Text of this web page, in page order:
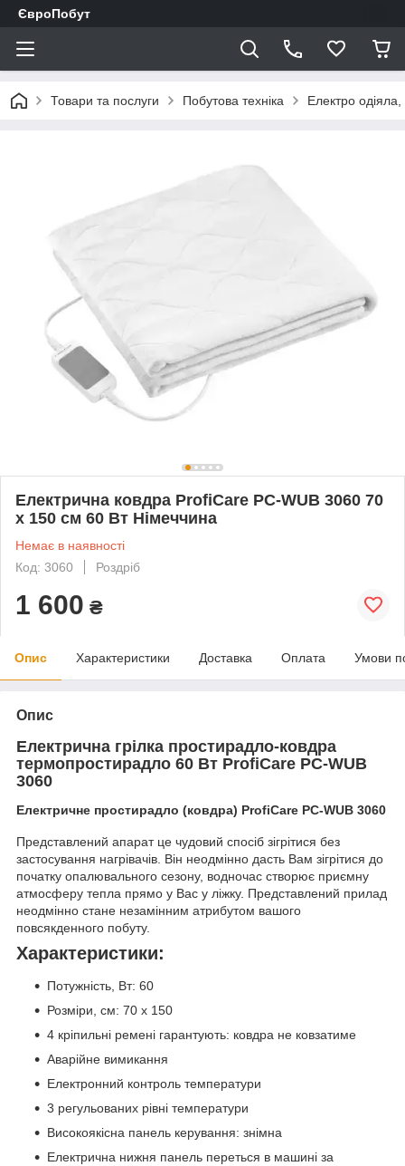
ЄвроПобут
Товари та послуги Побутова техніка Електро
Електрична ковдра ProfiCare PC-WUB 3060 70
х 150 см 60 Вт Німеччина
Немає в наявності
Код: 3060
Роздріб
1 600 ₴
Опис Характеристики Доставка Оплата Умови
Опис
Електрична грілка простирадло-ковдра
термопростирадло 60 Вт ProfiCare PC-WUB
3060
Електричне простирадло (ковдра) ProfiCare PC-WUB 3060
Представлений апарат це чудовий спосіб зігрітися без
застосування нагрівачів. Він неодмінно дасть Вам зігрітися до
початку опалювального сезону, водночас створює приємну
атмосферу тепла прямо у Вас у ліжку. Представлений прилад
неодмінно стане незамінним атрибутом вашого
повсякденного побуту.
Характеристики:
Потужність, Вт: 60
Розміри, см: 70 x 150
4 кріпильні ремені гарантують: ковдра не ковзатиме
Аварійне вимикання
Електронний контроль температури
3 регульованих рівні температури
Високоякісна панель керування: знімна
Електрична нижня панель переться в машині за